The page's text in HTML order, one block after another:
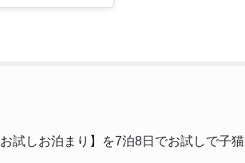
試しお泊まり】を7泊8日でお試しで子猫